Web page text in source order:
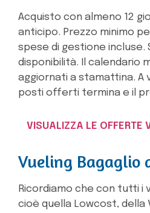
Acquisto con almeno 12
anticipo. Prezzo minimo
spese di gestione incluse.
disponibilità. Il calendario
aggiornati a stamattina. A
posti offerti termina e il
VISUALIZZA LE OFFERTE
Vueling Bagaglio
Ricordiamo che con tutti i
cioè quella Lowcost, della